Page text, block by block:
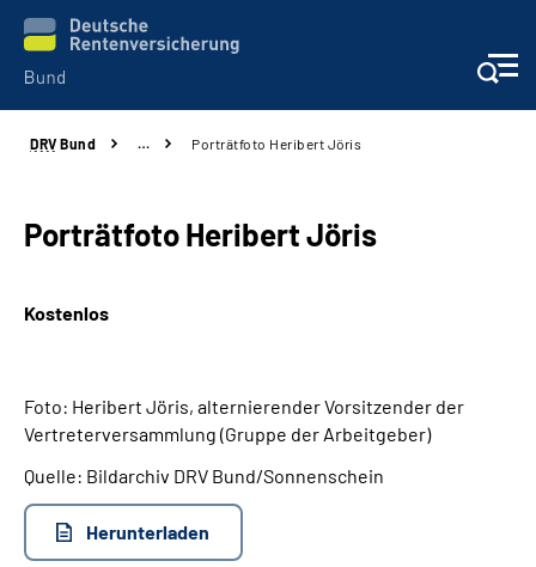
Beratung & Kontakt
Reha-Zentren
Über uns
Online-Services
Inhalte in Gebärdensprache (DGS)
DRV Bund … Porträtfoto Heribert Jöris
Porträtfoto Heribert Jöris
Kostenlos
Foto: Heribert Jöris, alternierender Vorsitzender der
Vertreterversammlung (Gruppe der Arbeitgeber)
Quelle: Bildarchiv DRV Bund/Sonnenschein
Herunterladen